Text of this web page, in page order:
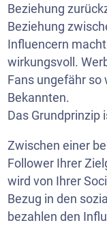
Beziehung
Beziehung
Influencern
wirkungsvoll.
Fans ungefähr so
Bekannten.
Das Grundprinzip
Zwischen einer
Follower Ihrer
wird von Ihrer
Bezug in den
bezahlen den